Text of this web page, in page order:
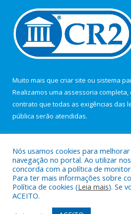
Muito mais que criar site ou sistema
Realizamos uma assessoria completa,
contrato que todas as exigências das
pública serão atendidas.
Todos os direitos reservados a
Nós usamos cookies para
navegação no portal. Ao utilizar
concorda com a política de
Para ter mais informações sobre
Política de cookies (Leia mais). Se
ACEITO.